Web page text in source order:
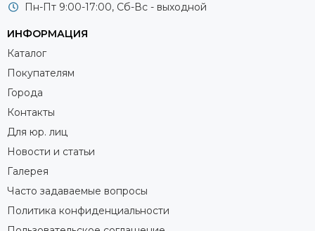
Пн-Пт 9:00-17:00, Сб-Вс - выходной
ИНФОРМАЦИЯ
Каталог
Покупателям
Города
Контакты
Для юр. лиц
Новости и статьи
Галерея
Часто задаваемые вопросы
Политика конфиденциальности